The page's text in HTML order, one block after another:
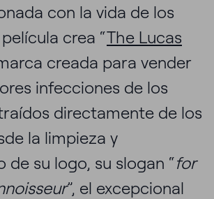
con la vida de los
crea “The Lucas
creada para vender
infecciones de los
directamente de los
la limpieza y
de su logo, su slogan “for
”, el excepcional